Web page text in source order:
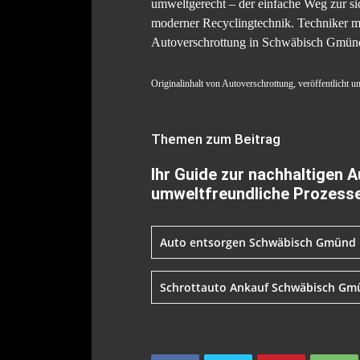
umweltgerecht – der einfache Weg zur
moderner Recyclingtechnik. Techniker
Autoverschrottung in Schwäbisch
Originalinhalt von Autoverschrottung, veröffentlicht
Themen zum Beitrag
Ihr Guide zur nachhaltigen
umweltfreundliche
Auto entsorgen Schwäbisch Gmünd
Schrottauto Ankauf Schwäbisch